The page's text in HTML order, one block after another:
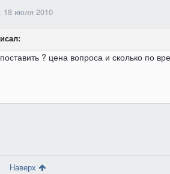
18 июля 2010
? цена вопроса и сколько по
Наверх